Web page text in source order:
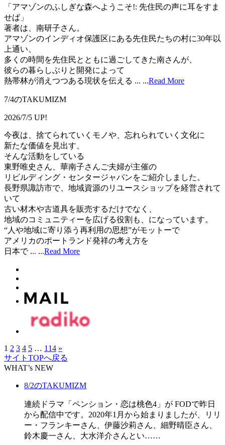
「アマゾンのふしぎな森へようこそ!: 先住民の声に耳をすま
せば」
著者は、南研子さん。
アマゾンのインディオ保護区にある先住民たちの村に30年以
上通い、
多くの時間を先住民とともに過ごしてきた南さんが、
彼らの暮らしぶりと開発によって
熱帯林が消えつつある現状を伝える ... ...Read More
7/4のTAKUMIZM
2026/7/5 UP!
今夜は、捨てられていくモノや、忘れられていく文化に
新たな価値を見出す、
そんな活動をしている
東野唯史さん、華南子さんご夫婦が主催の
リビルディング・センタージャパンをご紹介しました。
長野県諏訪市で、地域資源のリユースショップを経営されて
いて
古い材木や古道具を販売するだけでなく、
地域のコミュニティーを広げる役割も、になっています。
“人や地域に寄り添う再利用の思想”がモットーで
アメリカのポートランド発祥の考え方を
日本で ... ...Read More
1 2 3 4 5 … 114 »
サイトTOPへ戻る
WHAT’s NEW
8/2のTAKUMIZM
連続ドラマ「ペンション・恋は桃色4」が FODで昨日
から配信中です。2020年1月から始まりましたが、リリ
ー・フランキーさん、伊藤沙莉さん、細野晴臣さん、
鈴木慶一さん、大水洋介さんとい……